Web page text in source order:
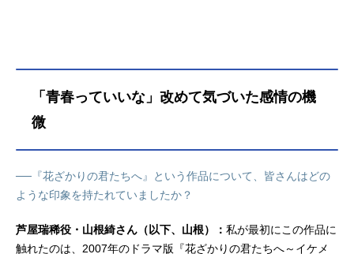
スト芦屋瑞稀：山根綺佐野泉：八代
原裕一郎梅田北斗：福山潤中央千
日本橋渉：西山宏太朗神楽坂真言：
日野聡ジュリア・マックスウェル：
夏吉ゆうこ天王寺恵：水中雅章九条
スタッフ原作：中条比紗也『花ざか
りの君たちへ』（白泉社・花とゆめ
「青春っていいな」改めて気づいた感情の機
微
──『花ざかりの君たちへ』という作品について、皆さんはどの
ような印象を持たれていましたか？
芦屋瑞稀役・山根綺さん（以下、山根）： 私が最初にこの作品に
触れたのは、2007年のドラマ版『花ざかりの君たちへ～イケメ